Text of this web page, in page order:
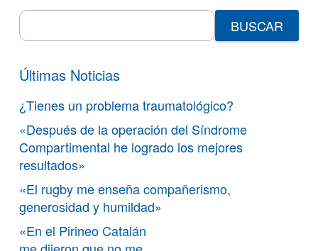
Search
for:
Últimas Noticias
¿Tienes un problema traumatológico?
«Después de la operación del Síndrome
Compartimental he logrado los mejores
resultados»
«El rugby me enseña compañerismo,
generosidad y humildad»
«En el Pirineo Catalán